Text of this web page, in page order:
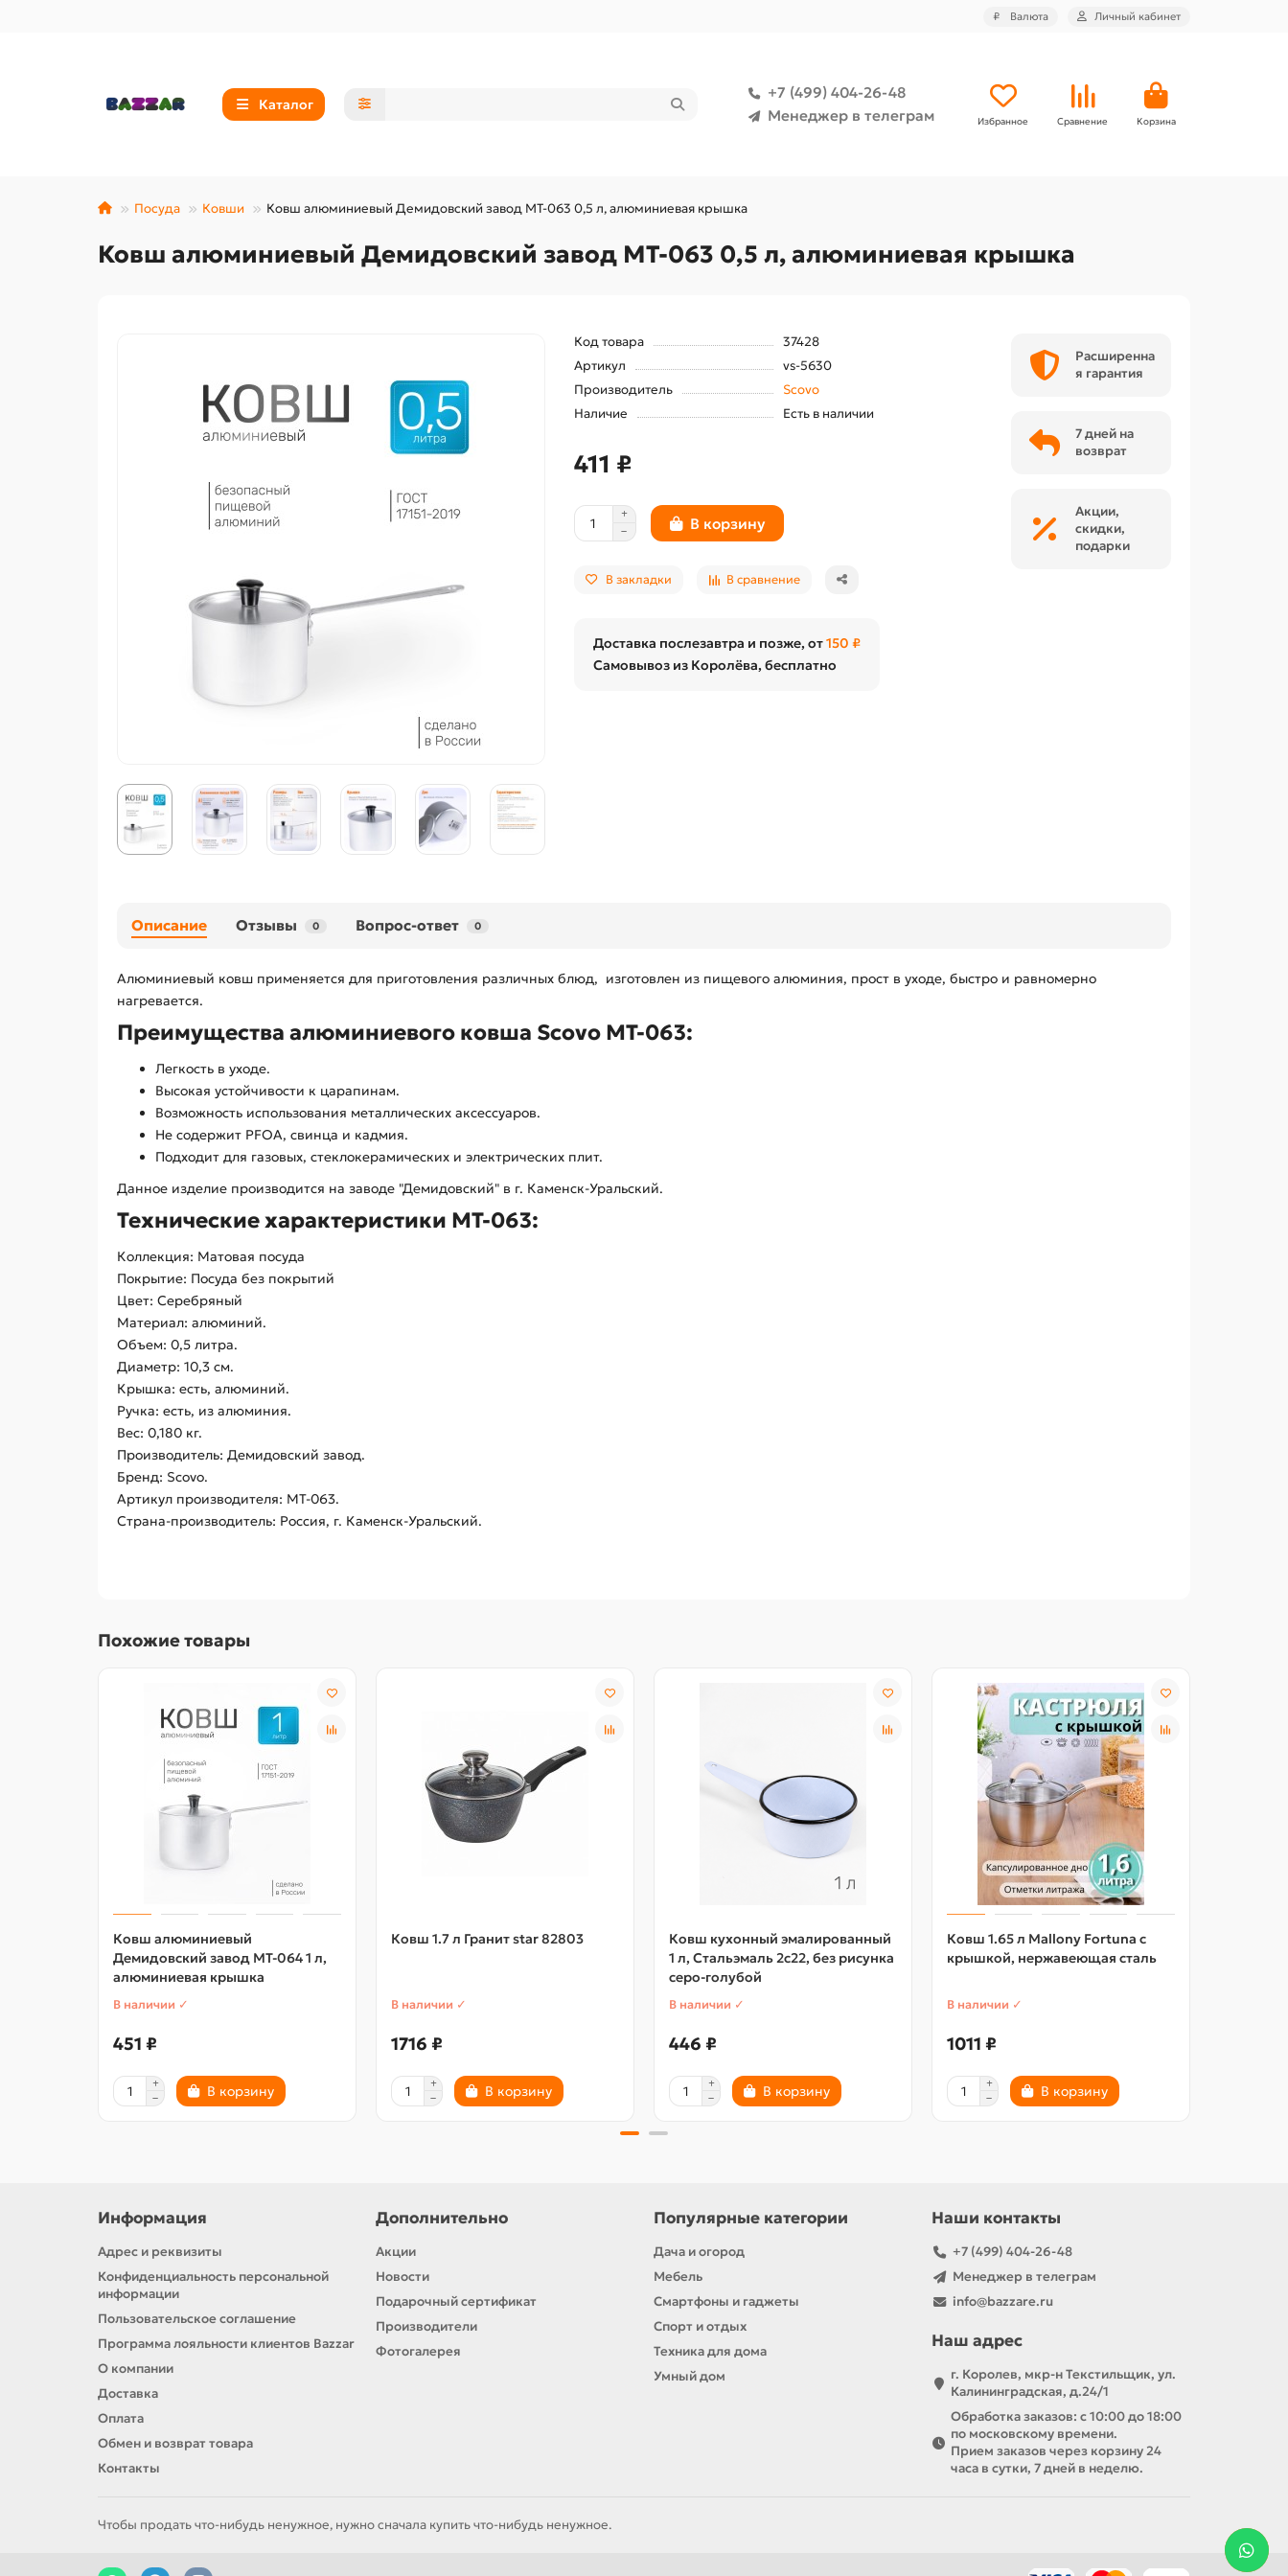
₽ Валюта Личный кабинет
Каталог
+7 (499) 404-26-48
Менеджер в телеграм
Избранное Сравнение Корзина
Посуда Ковши Ковш алюминиевый Демидовский завод МТ-063 0,5 л, алюминиевая крышка
Ковш алюминиевый Демидовский завод МТ-063 0,5 л, алюминиевая крышка
Код товара
37428
Артикул
vs-5630
Производитель
Scovo
Наличие
Есть в наличии
411 ₽
В корзину
В закладки В сравнение
Доставка послезавтра и позже, от150 ₽
Самовывоз из Королёва, бесплатно
Расширенна
я гарантия
7 дней на
возврат
Акции,
скидки,
подарки
Описание Отзывы 0 Вопрос-ответ 0
Алюминиевый ковш применяется для приготовления различных блюд, изготовлен из пищевого алюминия, прост в уходе, быстро и равномерно
нагревается.
Преимущества алюминиевого ковша Scovo МТ-063:
Легкость в уходе.
Высокая устойчивости к царапинам.
Возможность использования металлических аксессуаров.
Не содержит PFOA, свинца и кадмия.
Подходит для газовых, стеклокерамических и электрических плит.
Данное изделие производится на заводе "Демидовский" в г. Каменск-Уральский.
Технические характеристики МТ-063:
Коллекция: Матовая посуда
Покрытие: Посуда без покрытий
Цвет: Серебряный
Материал: алюминий.
Объем: 0,5 литра.
Диаметр: 10,3 см.
Крышка: есть, алюминий.
Ручка: есть, из алюминия.
Вес: 0,180 кг.
Производитель: Демидовский завод.
Бренд: Scovo.
Артикул производителя: МТ-063.
Страна-производитель: Россия, г. Каменск-Уральский.
Похожие товары
Ковш алюминиевый
Демидовский завод МТ-064 1 л,
алюминиевая крышка
В наличии ✓
451 ₽
В корзину
Ковш 1.7 л Гранит star 82803
В наличии ✓
1716 ₽
В корзину
Ковш кухонный эмалированный
1 л, Стальэмаль 2с22, без рисунка
серо-голубой
В наличии ✓
446 ₽
В корзину
Ковш 1.65 л Mallony Fortuna с
крышкой, нержавеющая сталь
В наличии ✓
1011 ₽
В корзину
Информация
Адрес и реквизиты
Конфиденциальность персональной
информации
Пользовательское соглашение
Программа лояльности клиентов Bazzar
О компании
Доставка
Оплата
Обмен и возврат товара
Контакты
Дополнительно
Акции
Новости
Подарочный сертификат
Производители
Фотогалерея
Популярные категории
Дача и огород
Мебель
Смартфоны и гаджеты
Спорт и отдых
Техника для дома
Умный дом
Наши контакты
+7 (499) 404-26-48
Менеджер в телеграм
info@bazzare.ru
Наш адрес
г. Королев, мкр-н Текстильщик, ул.
Калининградская, д.24/1
Обработка заказов: с 10:00 до 18:00
по московскому времени.
Прием заказов через корзину 24
часа в сутки, 7 дней в неделю.
Чтобы продать что-нибудь ненужное, нужно сначала купить что-нибудь ненужное.